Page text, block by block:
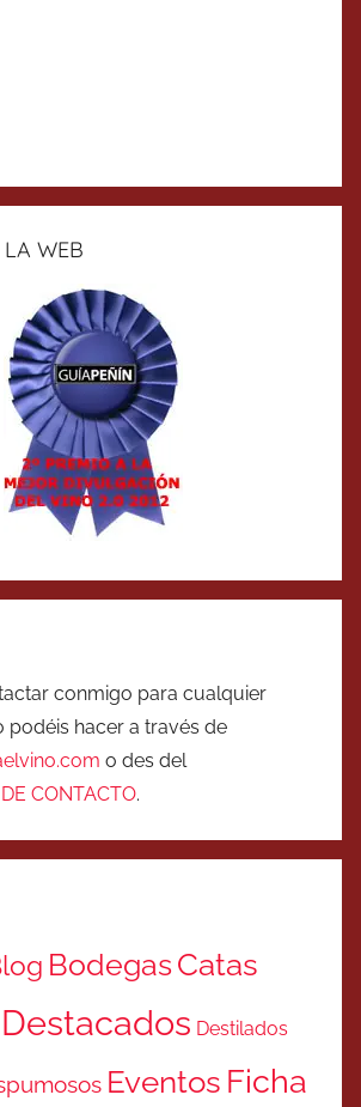
LA WEB
conmigo para cualquier
podéis hacer a través de
o des del
CONTACTO.
BodegasCatas
Destacados Destilados
Eventos Ficha